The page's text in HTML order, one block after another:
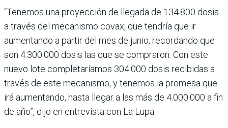
“Tenemos una proyección de llegada de 134.800 dosis
a través del mecanismo covax, que tendría que ir
aumentando a partir del mes de junio, recordando que
son 4.300.000 dosis las que se compraron. Con este
nuevo lote completaríamos 304.000 dosis recibidas a
través de este mecanismo, y tenemos la promesa que
irá aumentando, hasta llegar a las más de 4.000.000 a fin
de año”, dijo en entrevista con La Lupa.